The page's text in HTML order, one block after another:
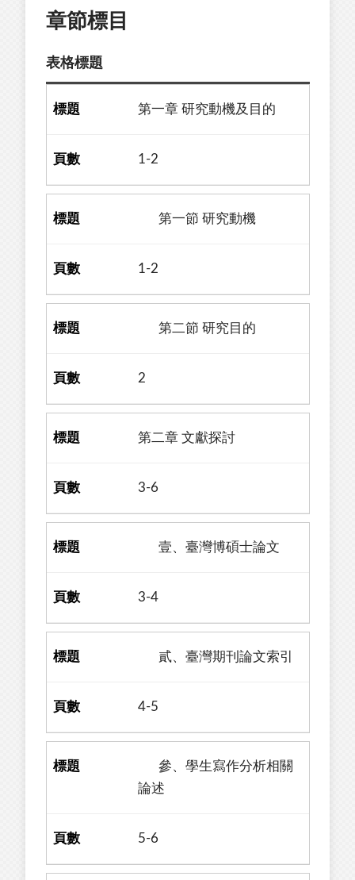
章節標目
表格標題
第一章 研究動機及目的
1-2
第一節 研究動機
1-2
第二節 研究目的
2
第二章 文獻探討
3-6
壹、臺灣博碩士論文
3-4
貳、臺灣期刊論文索引
4-5
參、學生寫作分析相關
論述
5-6